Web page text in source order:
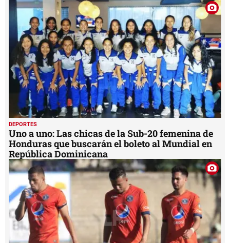
DEPORTES
Uno a uno: Las chicas de la Sub-20 femenina de
Honduras que buscarán el boleto al Mundial en
República Dominicana